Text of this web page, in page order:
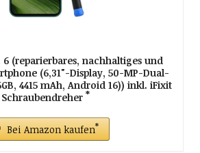
6 (reparierbares, nachhaltiges und
(6,31"-Display, 50-MP-Dual-
4415 mAh, Android 16)) inkl. iFixit
Schraubendreher
Bei Amazon kaufen